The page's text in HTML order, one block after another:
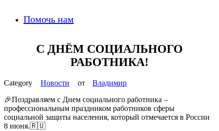
Помочь нам
С ДНЁМ СОЦИАЛЬНОГО
РАБОТНИКА!
от Владимир
Новости
🎉Поздравляем с Днем социального работника –
профессиональным праздником работников сферы
социальной защиты населения, который отмечается в России
8 июня.🇷🇺